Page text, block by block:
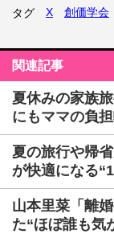
タグ X 創価学会
関連記事
夏休みの家族
にもママの負
夏の旅行や帰
が快適になる
山本里菜「離
た“ほぼ誰も気